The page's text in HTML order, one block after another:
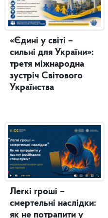
«Єдині у світі –
сильні для України»:
третя міжнародна
зустріч Світового
Українства
Легкі гроші –
смертельні наслідки:
як не потрапити у